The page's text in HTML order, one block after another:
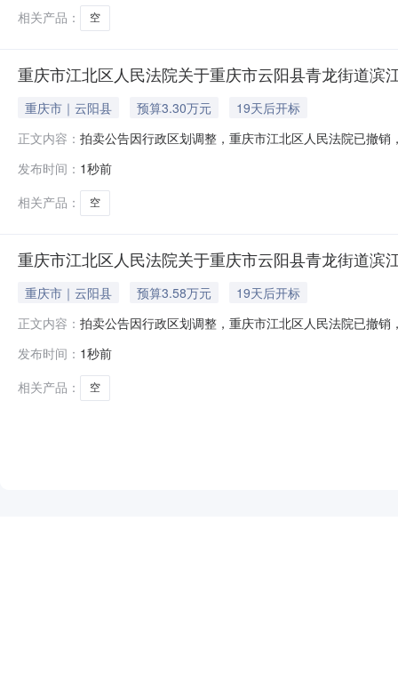
相关产品：
空
重庆市江北区人民法院关于重庆市云阳县青龙街道
重庆市｜云阳县 预算3.30万元
19天后开标
正文内容： 拍卖公告因行政区划调整，重庆市江北区人民法院已撤
user_id=9123372036854775060）进行公开拍卖，现
发布时间： 1秒前
相关产品：
空
重庆市江北区人民法院关于重庆市云阳县青龙街道
重庆市｜云阳县 预算3.58万元
19天后开标
正文内容： 拍卖公告因行政区划调整，重庆市江北区人民法院已撤
user_id=9123372036854775060）进行公开拍卖，现
发布时间： 1秒前
相关产品：
空